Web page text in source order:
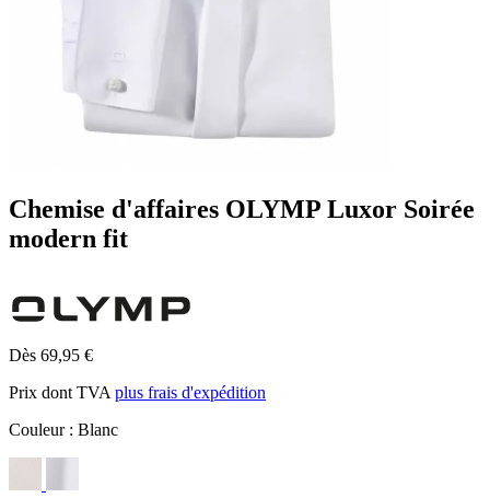
Chemise d'affaires OLYMP Luxor Soirée
modern fit
Dès 69,95 €
Prix dont TVA plus frais d'expédition
Couleur : Blanc